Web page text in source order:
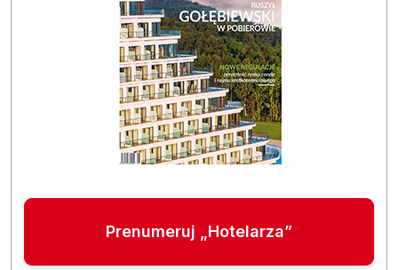
Prenumeruj „Hotelarza”